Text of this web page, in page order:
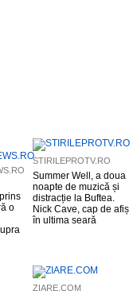
o
STIRILEPROTV.RO
Summer Well, a doua
noapte de muzică și
distracție la Buftea.
Nick Cave, cap de afiș
în ultima seară
ZIARE.COM